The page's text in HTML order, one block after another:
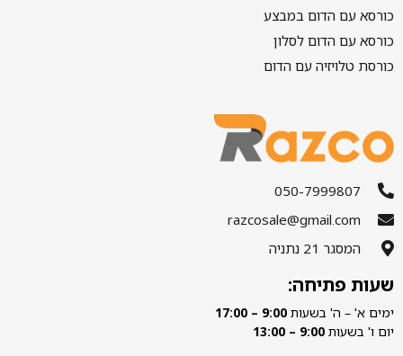
כורסא עם הדום במבצע
כורסא עם הדום לסלון
כורסת טלויזיה עם הדום
050-7999807
razcosale@gmail.com
המסגר 21 נתניה
שעות פתיחה:
ימים א' – ה' בשעות 9:00 – 17:00
יום ו' בשעות 9:00 – 13:00